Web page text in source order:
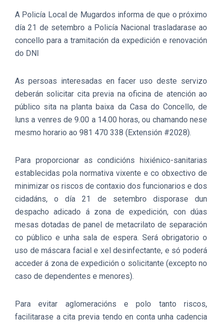
A Policía Local de Mugardos informa de que o próximo
día 21 de setembro a Policía Nacional trasladarase ao
concello para a tramitación da expedición e renovación
do DNI
As persoas interesadas en facer uso deste servizo
deberán solicitar cita previa na oficina de atención ao
público sita na planta baixa da Casa do Concello, de
luns a venres de 9.00 a 14.00 horas, ou chamando nese
mesmo horario ao 981 470 338 (Extensión #2028).
Para proporcionar as condicións hixiénico-sanitarias
establecidas pola normativa vixente e co obxectivo de
minimizar os riscos de contaxio dos funcionarios e dos
cidadáns, o día 21 de setembro disporase dun
despacho adicado á zona de expedición, con dúas
mesas dotadas de panel de metacrilato de separación
co público e unha sala de espera. Será obrigatorio o
uso de máscara facial e xel desinfectante, e só poderá
acceder á zona de expedición o solicitante (excepto no
caso de dependentes e menores).
Para evitar aglomeracións e polo tanto riscos,
facilitarase a cita previa tendo en conta unha cadencia